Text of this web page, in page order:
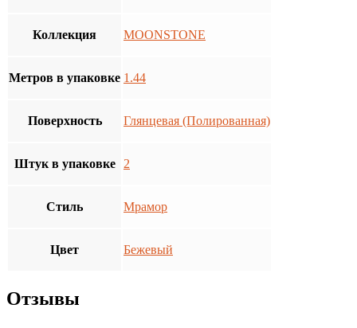
Коллекция MOONSTONE
Метров в упаковке 1.44
Поверхность Глянцевая (Полированная)
Штук в упаковке 2
Стиль Мрамор
Цвет Бежевый
Отзывы